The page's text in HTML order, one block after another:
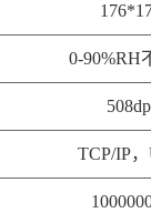
0-90%RH
TCP/IP